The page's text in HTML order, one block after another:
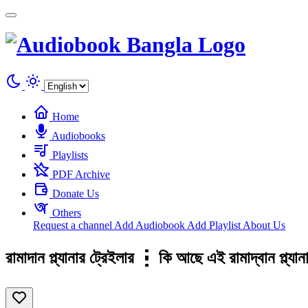
Home
Audiobooks
Playlists
PDF Archive
Donate Us
Others
Request a channel Add Audiobook Add Playlist About Us
রামাদান প্ল্যানার ট্রেইলার ┇ কি আছে এই রামাদ্বান